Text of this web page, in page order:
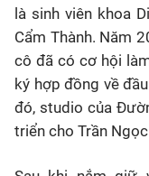
là sinh viên khoa
Cẩm Thành. Năm
cô đã có cơ hội
ký hợp đồng về
đó, studio của
triển cho Trần Ngọc